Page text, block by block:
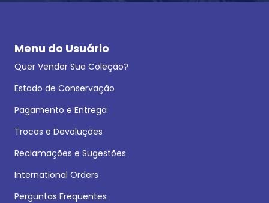
Menu do Usuário
Quer Vender Sua Coleção?
Estado de Conservação
Pagamento e Entrega
Trocas e Devoluções
Reclamações e Sugestões
International Orders
Perguntas Frequentes